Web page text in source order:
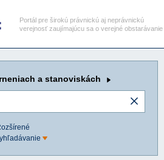
Portál pre širokú právnickú aj neprávnickú
verejnosť zaujímajúcu sa o verejné obstarávanie
a stanoviskách